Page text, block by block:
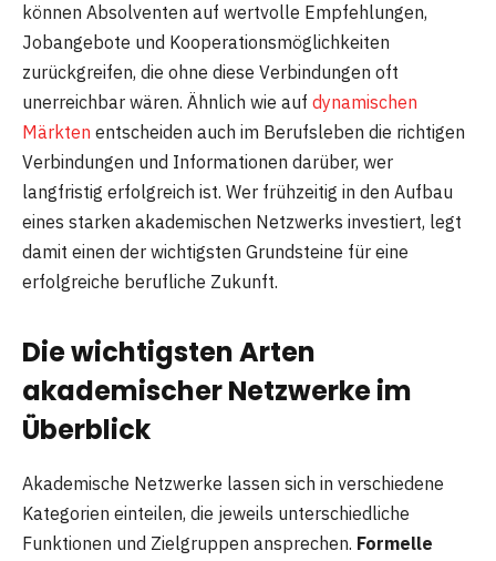
können Absolventen auf wertvolle Empfehlungen,
Jobangebote und Kooperationsmöglichkeiten
zurückgreifen, die ohne diese Verbindungen oft
unerreichbar wären. Ähnlich wie auf dynamischen
Märkten entscheiden auch im Berufsleben die richtigen
Verbindungen und Informationen darüber, wer
langfristig erfolgreich ist. Wer frühzeitig in den Aufbau
eines starken akademischen Netzwerks investiert, legt
damit einen der wichtigsten Grundsteine für eine
erfolgreiche berufliche Zukunft.
Die wichtigsten Arten
akademischer Netzwerke im
Überblick
Akademische Netzwerke lassen sich in verschiedene
Kategorien einteilen, die jeweils unterschiedliche
Funktionen und Zielgruppen ansprechen. Formelle